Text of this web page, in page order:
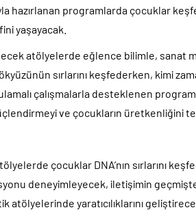
hazırlanan programlarda çocuklar
yaşayacak.
atölyelerde eğlence bilimle, sanat
sırlarını keşfederken, kimi
çalışmalarla desteklenen
ve çocukların üretkenliğini
çocuklar DNA’nın sırlarını
deneyimleyecek, iletişimin
yaratıcılıklarını